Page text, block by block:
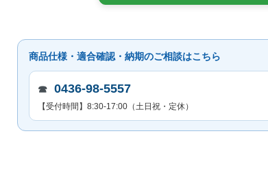
商品仕様・適合確認・納期のご相談はこちら
☎ 0436-98-5557
【受付時間】8:30-17:00（土日祝・定休）